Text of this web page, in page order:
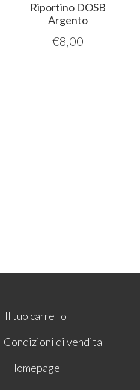
Riportino DOSB
Argento
€8,00
Il tuo carrello
Condizioni di vendita
Homepage